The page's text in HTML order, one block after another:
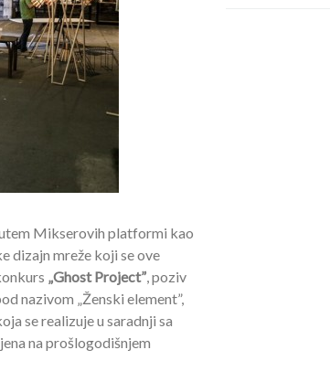
Mikserovih platformi kao
dizajn mreže koji se ove
„Ghost Project”, poziv
nazivom „Ženski element”,
se realizuje u saradnji sa
na prošlogodišnjem